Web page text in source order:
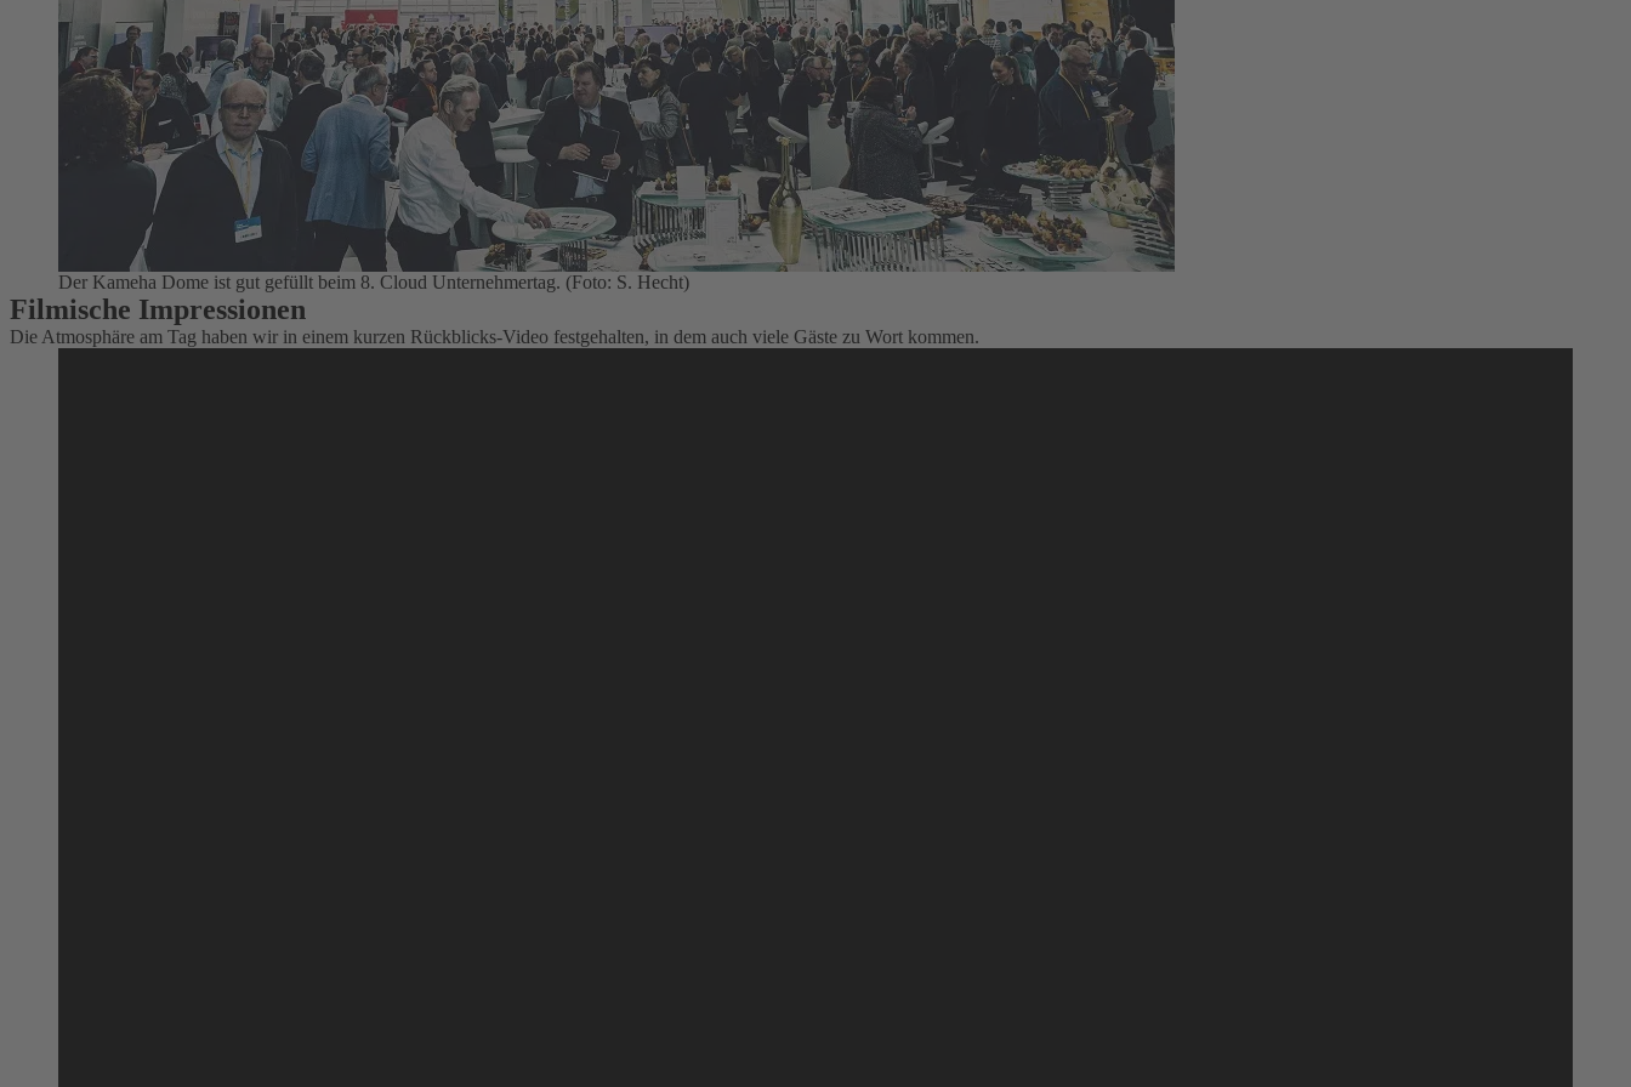
Der Kameha Dome ist gut gefüllt beim 8. Cloud Unternehmertag. (Foto: S. Hecht)
Filmische Impressionen
Die Atmosphäre am Tag haben wir in einem kurzen Rückblicks-Video festgehalten, in dem auch viele Gäste zu Wort kommen.